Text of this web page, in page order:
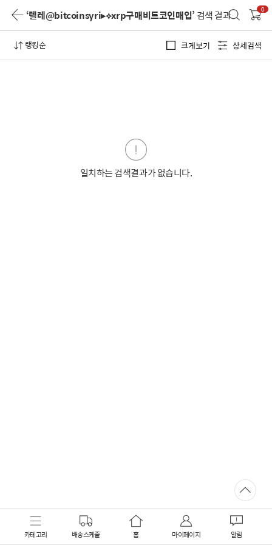
‘텔레@bitcoinsyri▸⟡xrp구매비트코인매입’ 검색 결과 0
랭킹순 크게보기 상세검색
일치하는 검색결과가 없습니다.
카테고리 배송스케줄 홈 마이페이지 알림